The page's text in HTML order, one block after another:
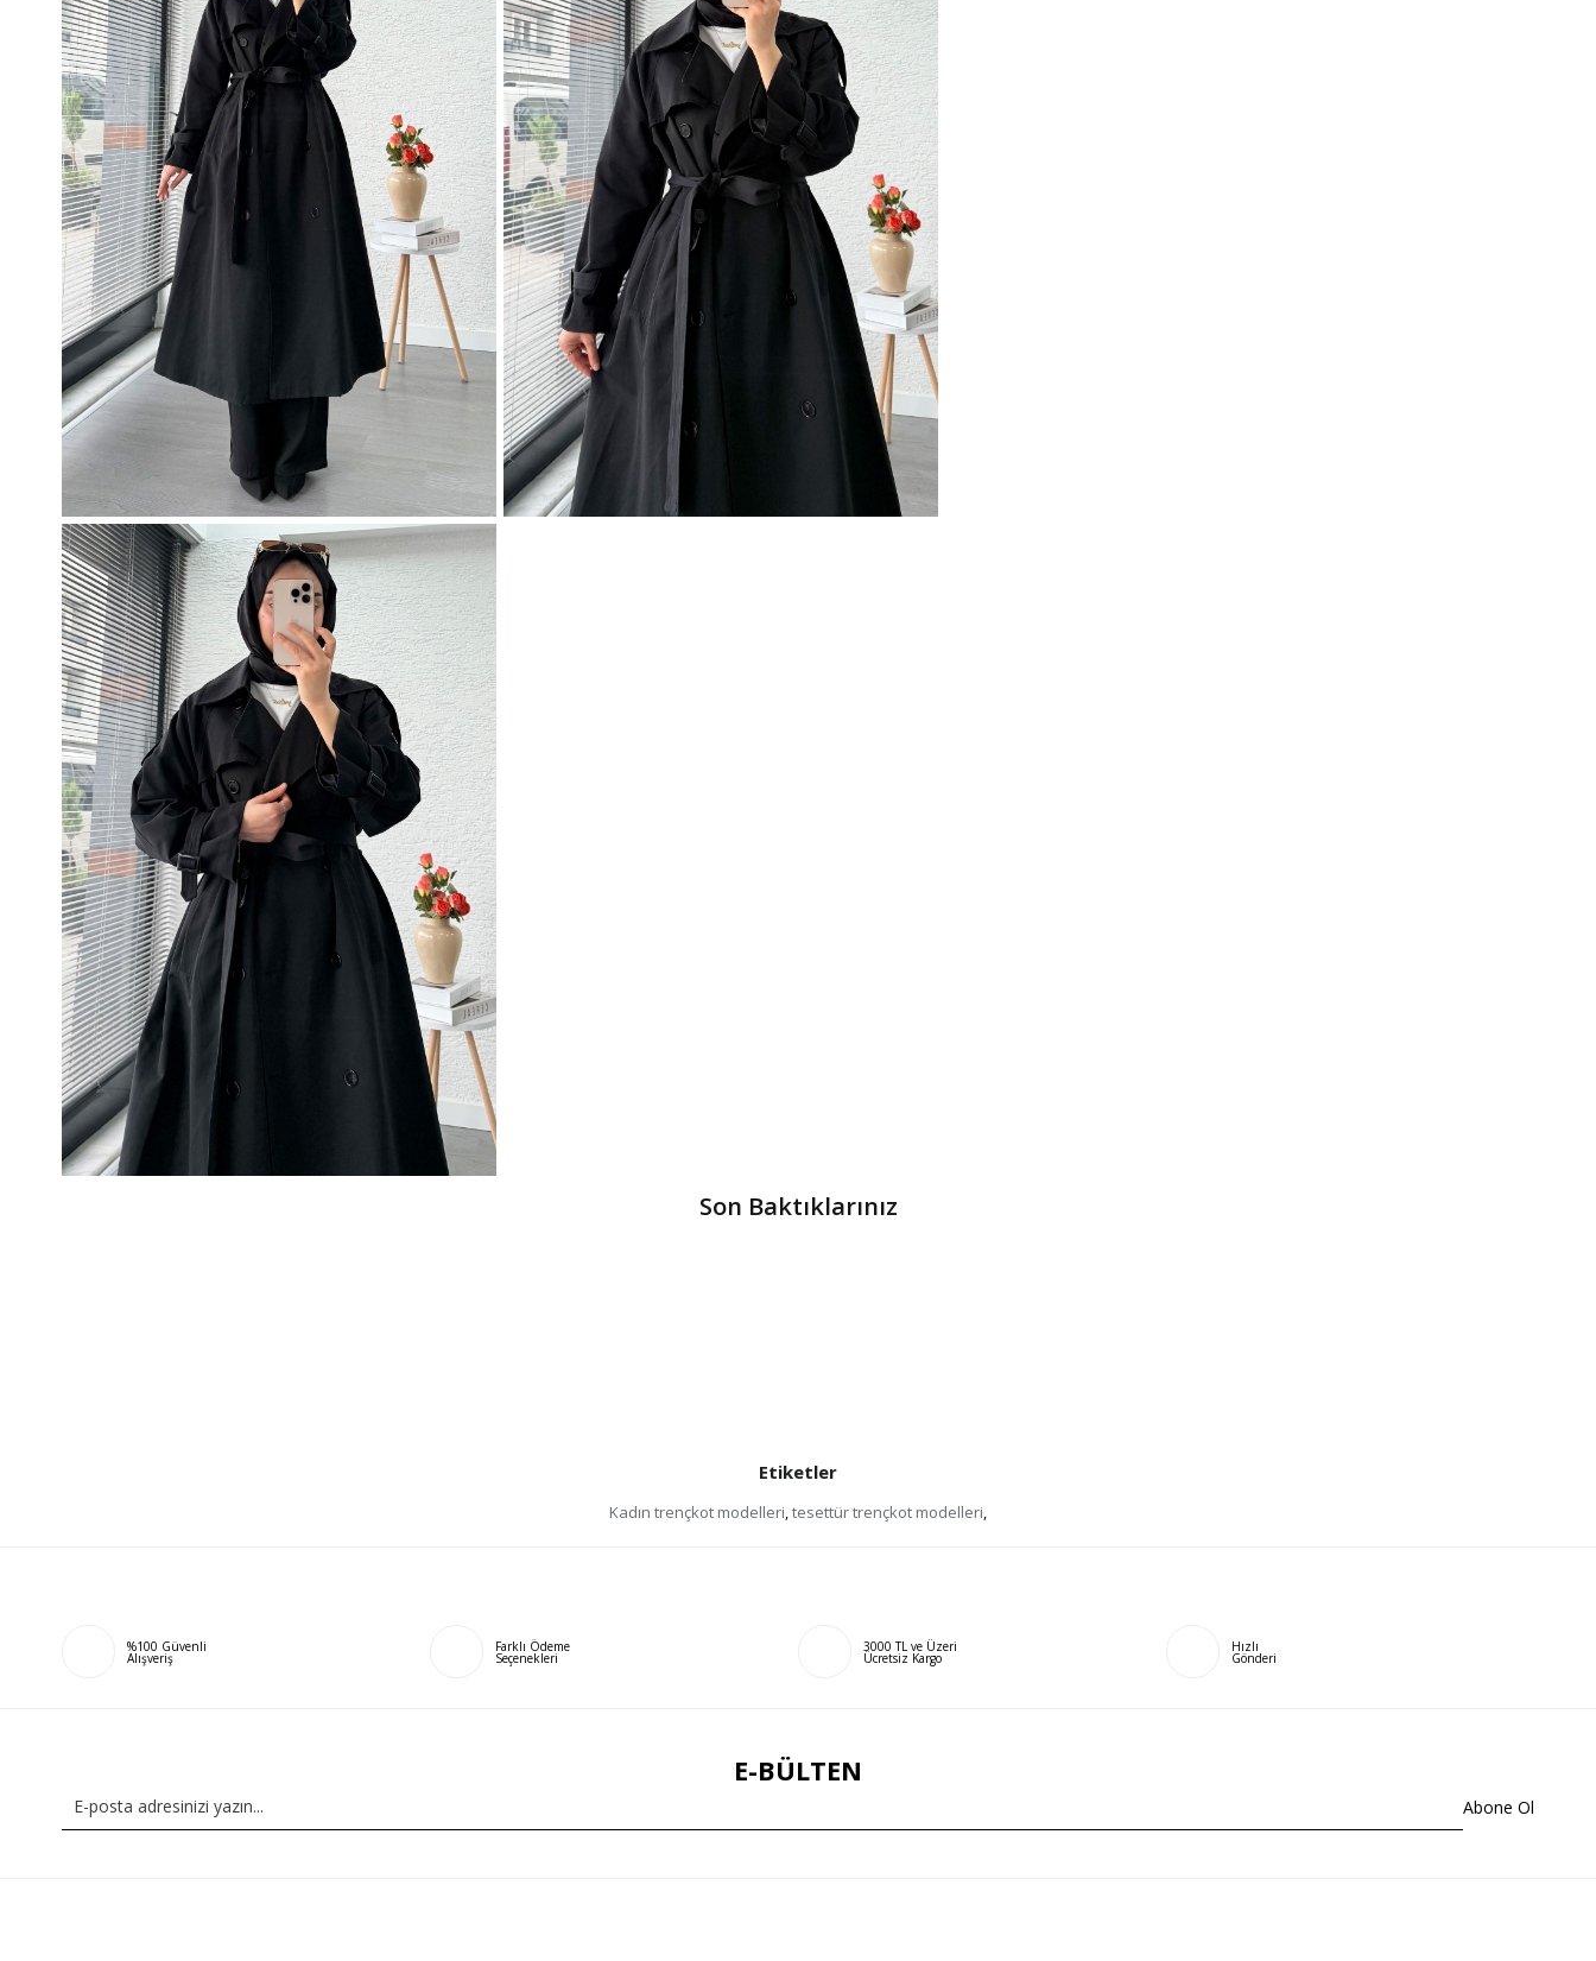
Son Baktıklarınız
Etiketler
Kadın trençkot modelleri,tesettür trençkot modelleri,
%100 Güvenli
Alışveriş
Farklı Ödeme
Seçenekleri
3000 TL ve Üzeri
Ücretsiz Kargo
Hızlı
Gönderi
E-BÜLTEN
Abone Ol